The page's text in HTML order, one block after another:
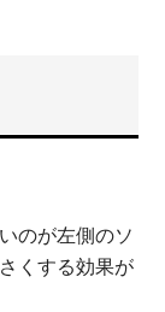
のが左側のソ
くする効果が